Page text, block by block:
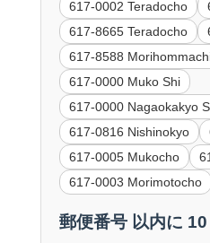
617-0002 Teradocho
617-8665 Teradocho
617-8588
617-0000 Muko Shi
617-0000 Nagaokakyo
617-0816 Nishinokyo
617-0005 Mukocho
617-0003 Morimotocho
郵便番号 以内に